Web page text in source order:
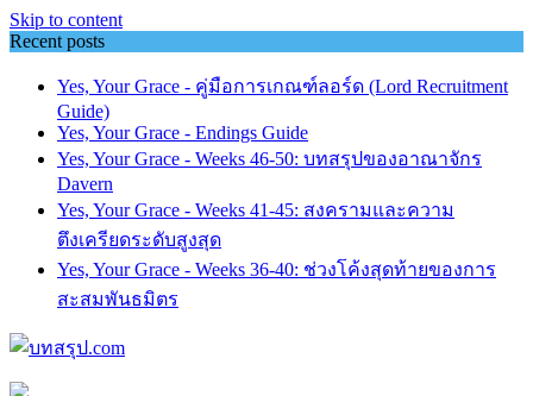
Skip to content
Recent posts
Yes, Your Grace - คู่มือการเกณฑ์ลอร์ด (Lord Recruitment
Guide)
Yes, Your Grace - Endings Guide
Yes, Your Grace - Weeks 46-50: บทสรุปของอาณาจักร
Davern
Yes, Your Grace - Weeks 41-45: สงครามและความ
ตึงเครียดระดับสูงสุด
Yes, Your Grace - Weeks 36-40: ช่วงโค้งสุดท้ายของการ
สะสมพันธมิตร